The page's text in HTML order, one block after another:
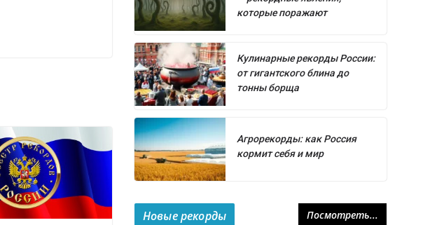
которые поражают
Кулинарные рекорды России:
от гигантского блина до
тонны борща
Агрорекорды: как Россия
кормит себя и мир
Новые рекорды Посмотреть...